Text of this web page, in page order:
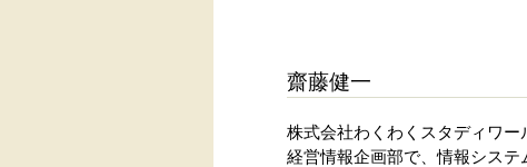
齋藤健一
株式会社わくわくスタディワ
経営情報企画部で、情報シス